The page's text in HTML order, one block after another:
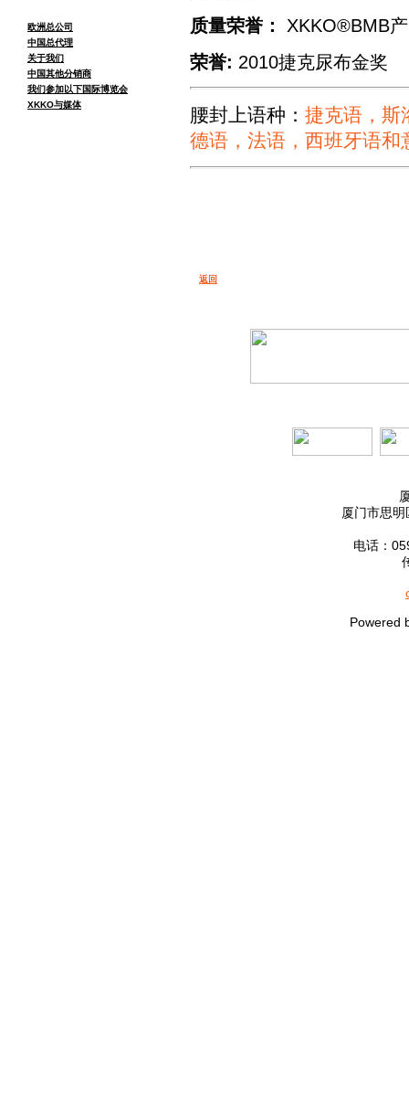
欧洲总公司
中国总代理
关于我们
中国其他分销商
我们参加以下国际博览会
XKKO与媒体
质量荣誉：
XKKO®BMB
荣誉: 2010捷克尿布金奖
腰封上语种： 捷克语，斯
德语，法语，西班牙语和
返回
厦门市思
电话：
Powered